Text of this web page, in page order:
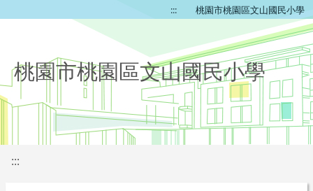
::: 桃園市桃園區文山國民小學
桃園市桃園區文山國民小學
:::